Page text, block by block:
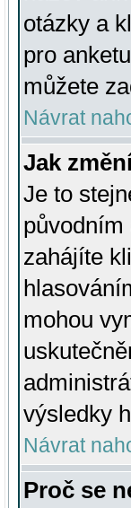
otázky a
pro
můžete
Návrat
Jak
Je to
původním
zahájíte
mohou
výsledky
Návrat
Proč se